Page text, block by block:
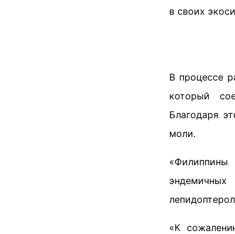
в своих
В процессе
который
Благодаря
моли.
«К